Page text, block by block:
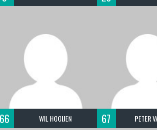
66 WIL HOOIJEN 67 PETER